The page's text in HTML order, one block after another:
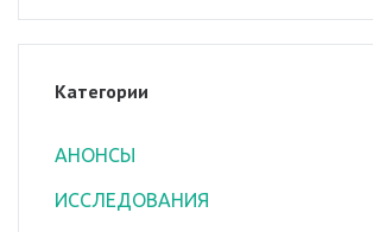
Категории
АНОНСЫ
ИССЛЕДОВАНИЯ